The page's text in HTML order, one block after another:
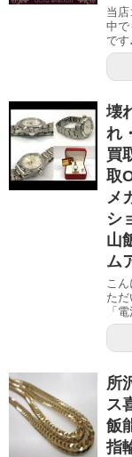
当
中で
です
壊
れ
買
取
メ
シ
山
ム
こ
ただ
「
所
ス
飯
指